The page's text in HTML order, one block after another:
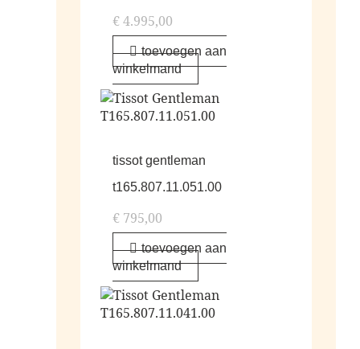
€4.995,00
toevoegen aan
winkelmand
tissot gentleman
t165.807.11.051.00
€ 795,00
toevoegen aan
winkelmand